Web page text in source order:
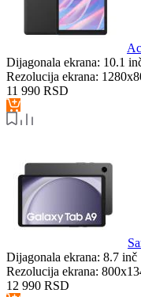
Dijagonala ekrana: 10.1
Rezolucija ekrana:
11 990 RSD
Dijagonala ekrana: 8.7 inč
Rezolucija ekrana:
12 990 RSD